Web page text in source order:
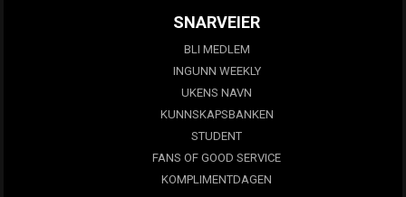
SNARVEIER
BLI MEDLEM
INGUNN WEEKLY
UKENS NAVN
KUNNSKAPSBANKEN
STUDENT
FANS OF GOOD SERVICE
KOMPLIMENTDAGEN